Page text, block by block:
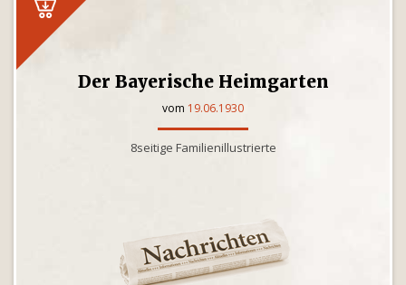
Der Bayerische Heimgarten
vom 19.06.1930
8seitige Familienillustrierte